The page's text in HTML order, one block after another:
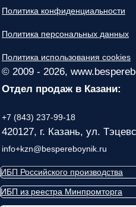
Политика конфиденциальности
Политика персональных данных
Политика использования cookies
© 2009 - 2026,
Отдел продаж в Казани:
+7 (843) 237-99-18
420127, г. Казань, ул.
info+kzn@bespereboynik.ru
ИБП Российского производства
ИБП из реестра Минпромторга